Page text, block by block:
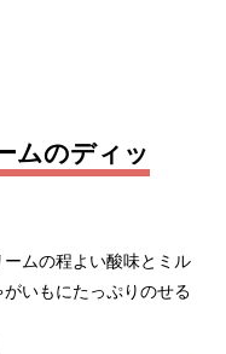
ムのディッ
ムの程よい酸味とミル
いもにたっぷりのせる